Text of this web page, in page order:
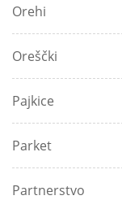
Orehi
Oreščki
Pajkice
Parket
Partnerstvo